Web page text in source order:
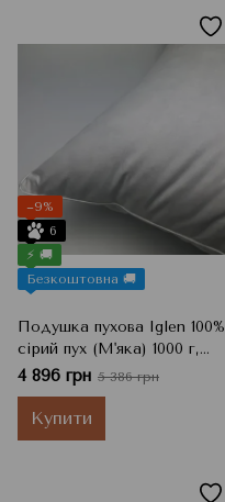
−9%
6
⚡ 🚚
Безкоштовна 🚚
Подушка пухова Iglen 100%
сірий пух (М'яка) 1000 г,
Білий, 70x70 см
4 896 грн 5 386 грн
Купити